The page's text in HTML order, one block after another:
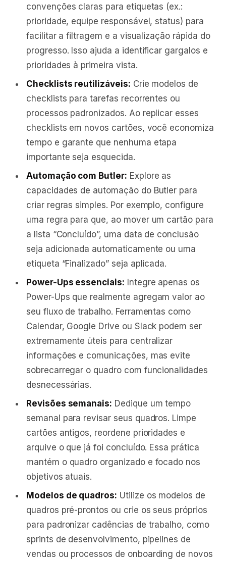
convenções claras para etiquetas (ex.:
prioridade, equipe responsável, status) para
facilitar a filtragem e a visualização rápida do
progresso. Isso ajuda a identificar gargalos e
prioridades à primeira vista.
Checklists reutilizáveis: Crie modelos de
checklists para tarefas recorrentes ou
processos padronizados. Ao replicar esses
checklists em novos cartões, você economiza
tempo e garante que nenhuma etapa
importante seja esquecida.
Automação com Butler: Explore as
capacidades de automação do Butler para
criar regras simples. Por exemplo, configure
uma regra para que, ao mover um cartão para
a lista “Concluído”, uma data de conclusão
seja adicionada automaticamente ou uma
etiqueta “Finalizado” seja aplicada.
Power-Ups essenciais: Integre apenas os
Power-Ups que realmente agregam valor ao
seu fluxo de trabalho. Ferramentas como
Calendar, Google Drive ou Slack podem ser
extremamente úteis para centralizar
informações e comunicações, mas evite
sobrecarregar o quadro com funcionalidades
desnecessárias.
Revisões semanais: Dedique um tempo
semanal para revisar seus quadros. Limpe
cartões antigos, reordene prioridades e
arquive o que já foi concluído. Essa prática
mantém o quadro organizado e focado nos
objetivos atuais.
Modelos de quadros: Utilize os modelos de
quadros pré-prontos ou crie os seus próprios
para padronizar cadências de trabalho, como
sprints de desenvolvimento, pipelines de
vendas ou processos de onboarding de novos